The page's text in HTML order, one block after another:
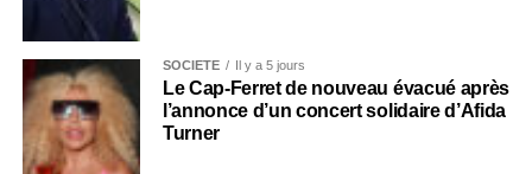
SOCIÉTÉ Il y a 5 jours
Le Cap-Ferret de nouveau évacué après
l’annonce d’un concert solidaire d’Afida
Turner